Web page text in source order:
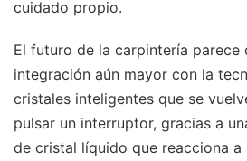
cuidado propio.
El futuro de la carpintería parece
integración aún mayor con la
cristales inteligentes que se
pulsar un interruptor, gracias a
de cristal líquido que reacciona